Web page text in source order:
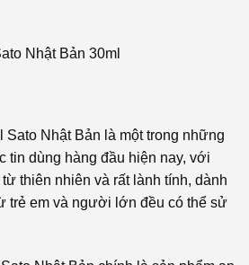
Nhật Bản 30ml
Sato Nhật Bản là một trong những
tin dùng hàng đầu hiện nay, với
thiên nhiên và rất lành tính, dành
trẻ em và người lớn đều có thể sử